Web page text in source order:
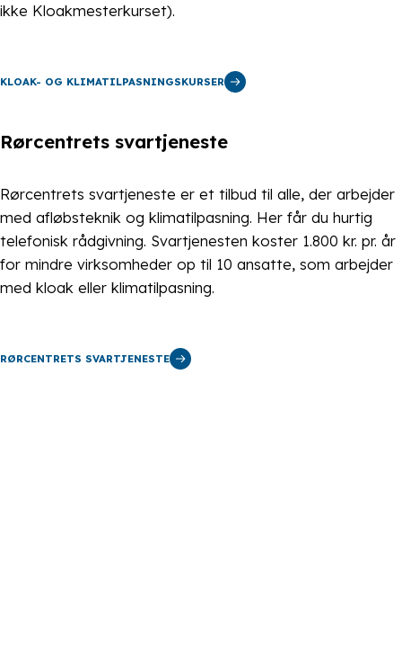
ikke Kloakmesterkurset).
KLOAK- OG KLIMATILPASNINGSKURSER
Rørcentrets svartjeneste
Rørcentrets svartjeneste er et tilbud til alle, der arbejder
med afløbsteknik og klimatilpasning. Her får du hurtig
telefonisk rådgivning. Svartjenesten koster 1.800 kr. pr. år
for mindre virksomheder op til 10 ansatte, som arbejder
med kloak eller klimatilpasning.
RØRCENTRETS SVARTJENESTE